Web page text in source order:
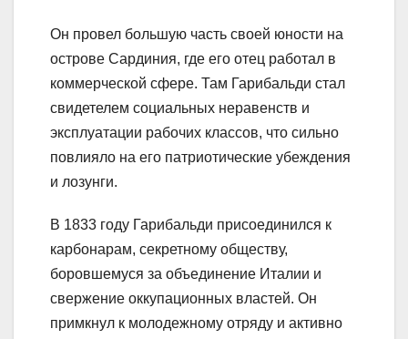
Он провел большую часть своей юности на
острове Сардиния, где его отец работал в
коммерческой сфере. Там Гарибальди стал
свидетелем социальных неравенств и
эксплуатации рабочих классов, что сильно
повлияло на его патриотические убеждения
и лозунги.
В 1833 году Гарибальди присоединился к
карбонарам, секретному обществу,
боровшемуся за объединение Италии и
свержение оккупационных властей. Он
примкнул к молодежному отряду и активно